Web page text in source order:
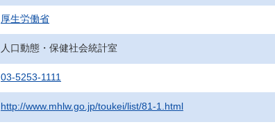
厚生労働省
人口動態・保健社会統計室
03-5253-1111
http://www.mhlw.go.jp/toukei/list/81-1.html